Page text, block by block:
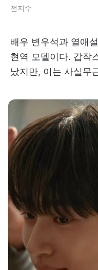
전지수
배우 변우석과 열애
현역 모델이다. 갑작
났지만, 이는 사실무